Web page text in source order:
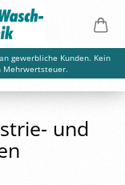
gewerbliche Kunden. Kein
Mehrwertsteuer.
und